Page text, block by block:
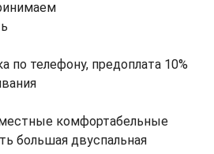
по телефону, предоплата 10%
комфортабельные
большая двуспальная